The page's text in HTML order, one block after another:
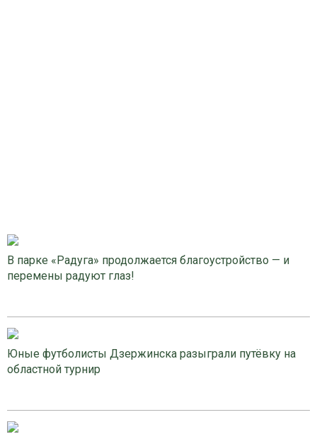
В парке «Радуга» продолжается благоустройство — и
перемены радуют глаз!
Юные футболисты Дзержинска разыграли путёвку на
областной турнир